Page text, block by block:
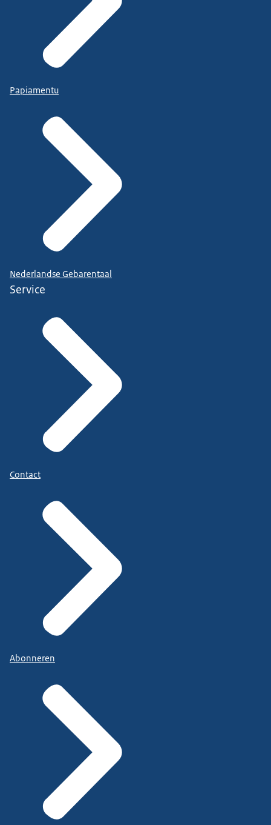
Papiamentu
Nederlandse Gebarentaal
Service
Contact
Abonneren